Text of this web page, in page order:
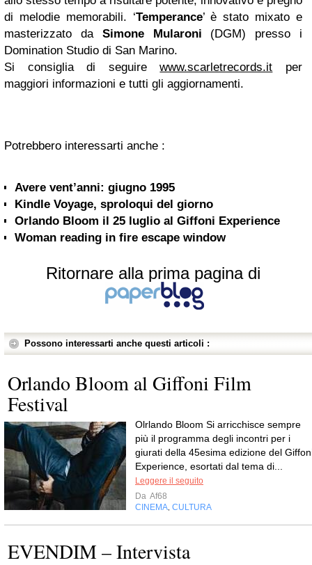
di melodie memorabili. ‘Temperance’ è stato mixato e
masterizzato da Simone Mularoni (DGM) presso i
Domination Studio di San Marino.
Si consiglia di seguirewww.scarletrecords.it per
maggiori informazioni e tutti gli aggiornamenti.
Potrebbero interessarti anche :
Avere vent’anni: giugno 1995
Kindle Voyage, sproloqui del giorno
Orlando Bloom il 25 luglio al Giffoni Experience
Woman reading in fire escape window
Ritornare alla prima pagina di
Possono interessarti anche questi articoli :
Orlando Bloom al Giffoni Film
Festival
Olrlando Bloom Si arricchisce sempre
più il programma degli incontri per i
giurati della 45esima edizione del
Experience, esortati dal tema di...
Leggere il seguito
Da Af68
CINEMA CULTURA
EVENDIM – Intervista